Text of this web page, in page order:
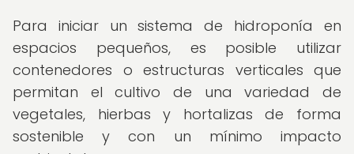
Para iniciar un sistema de hidroponía en
espacios pequeños, es posible utilizar
contenedores o estructuras verticales que
permitan el cultivo de una variedad de
vegetales, hierbas y hortalizas de forma
sostenible y con un mínimo impacto